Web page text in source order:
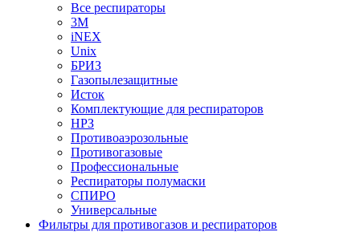
Все респираторы
3М
iNEX
Unix
БРИЗ
Газопылезащитные
Исток
Комплектующие для респираторов
НРЗ
Противоаэрозольные
Противогазовые
Профессиональные
Респираторы полумаски
СПИРО
Универсальные
Фильтры для противогазов и респираторов